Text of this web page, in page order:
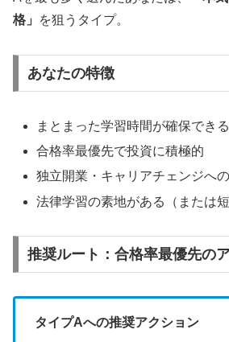
格」
を狙うタイプ。
あなたの特徴
まとまった学習時間が確保できる
合格率最優先で投資に積極的
独立開業・キャリアチェンジへ
法律学習の素地がある（または
推奨ルート：合格率最優先の
タイプAへの推奨アクション